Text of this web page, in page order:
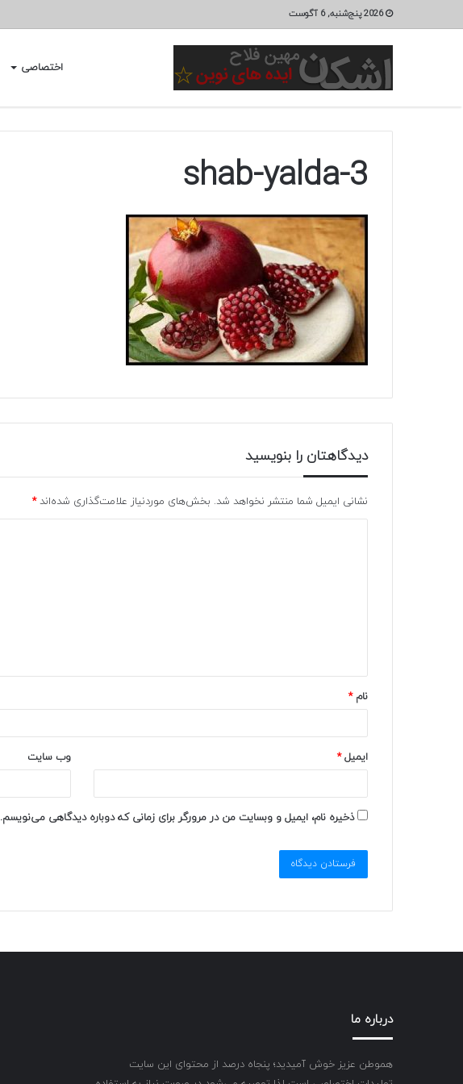
2026 پنج‌شنبه, 6 آگوست
اختصاصی
shab-yalda-3
دیدگاهتان را بنویسید
نشانی ایمیل شما منتشر نخواهد شد. بخش‌های موردنیاز علامت‌گذاری شده‌اند*
نام*
ایمیل* وب‌ سایت
ذخیره نام، ایمیل و وبسایت من در مرورگر برای زمانی که دوباره دیدگاهی می‌نویسم.
درباره ما
هموطن عزیز خوش آمیدید؛ پنجاه درصد از محتوای این سایت